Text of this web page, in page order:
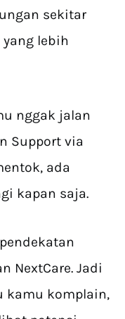
sekitar
lebih
nggak jalan
Support via
ada
kapan saja.
NextCare. Jadi
kamu komplain,